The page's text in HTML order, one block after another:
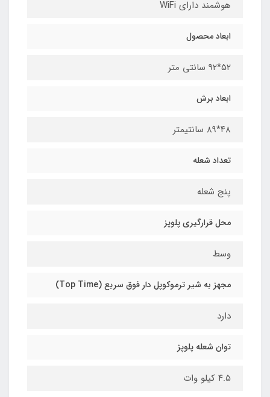
هوشمند دارای WiFi
ابعاد محصول​
۵۲*۹۲ سانتی متر
ابعاد برش
۴۸*۸۹ سانتیمتر
تعداد شعله
پنج شعله
محل قرارگیری پلوپز
وسط
مجهز به شیر ترموکوپل دار فوق سریع (Top Time)
دارد
توان شعله پلوپز
۴.۵ کیلو وات